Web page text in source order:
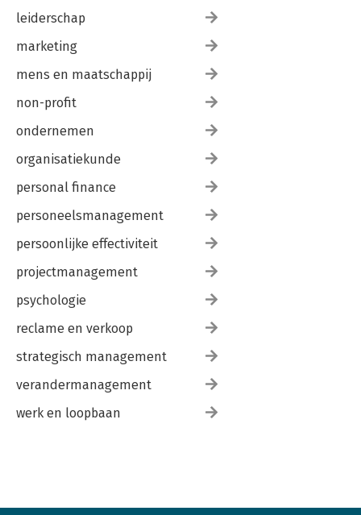
leiderschap
marketing
mens en maatschappij
non-profit
ondernemen
organisatiekunde
personal finance
personeelsmanagement
persoonlijke effectiviteit
projectmanagement
psychologie
reclame en verkoop
strategisch management
verandermanagement
werk en loopbaan